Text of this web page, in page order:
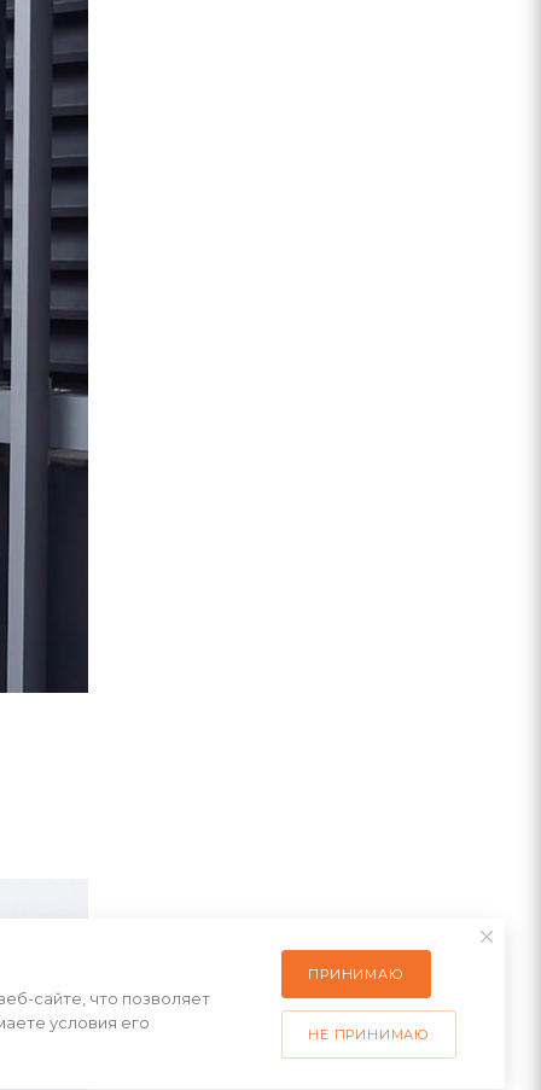
сайте, что позволяет
условия его
ПРИНИМАЮ
НЕ ПРИНИМАЮ